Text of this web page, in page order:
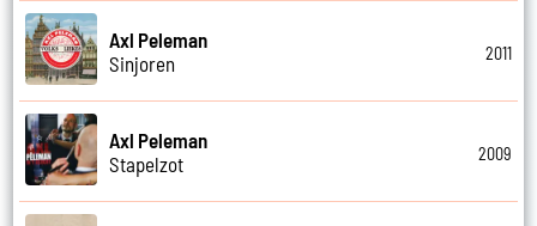
Axl Peleman
Sinjoren
2011
Axl Peleman
Stapelzot
2009